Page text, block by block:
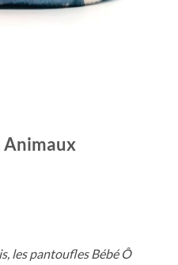
Animaux
les pantoufles Bébé Ô